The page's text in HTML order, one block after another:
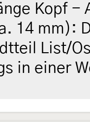
Kopf -
14 mm):
List/
in einer